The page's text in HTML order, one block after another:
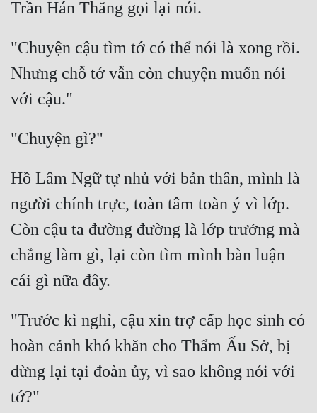
"Chuyện cậu tìm tớ có thể nói là xong rồi.
Nhưng chỗ tớ vẫn còn chuyện muốn nói
Hồ Lâm Ngữ tự nhủ với bản thân, mình là
người chính trực, toàn tâm toàn ý vì lớp.
Còn cậu ta đường đường là lớp trưởng mà
chẳng làm gì, lại còn tìm mình bàn luận
"Trước kì nghỉ, cậu xin trợ cấp học sinh có
hoàn cảnh khó khăn cho Thẩm Ấu Sở, bị
dừng lại tại đoàn ủy, vì sao không nói với